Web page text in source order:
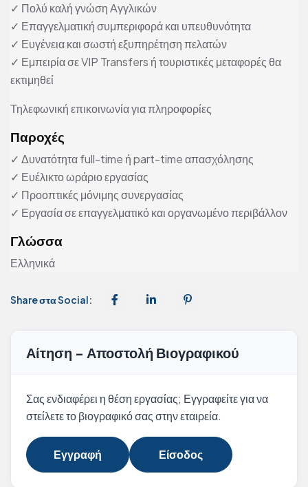
✓ Πολύ καλή γνώση Αγγλικών
✓ Επαγγελματική συμπεριφορά και υπευθυνότητα
✓ Ευγένεια και σωστή εξυπηρέτηση πελατών
✓ Εμπειρία σε VIP Transfers ή τουριστικές μεταφορές θα
εκτιμηθεί
Τηλεφωνική επικοινωνία για πληροφορίες
Παροχές
✓ Δυνατότητα full-time ή part-time απασχόλησης
✓ Ευέλικτο ωράριο εργασίας
✓ Προοπτικές μόνιμης συνεργασίας
✓ Εργασία σε επαγγελματικό και οργανωμένο περιβάλλον
Γλώσσα
Ελληνικά
Share στα Social:
Αίτηση - Αποστολή Βιογραφικού
Σας ενδιαφέρει η θέση εργασίας; Εγγραφείτε για να
στείλετε το βιογραφικό σας στην εταιρεία.
Εγγραφή Είσοδος